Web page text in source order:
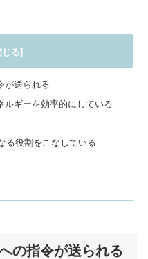
が送られる
ルギーを効率的にしている
る役割をこなしている
の指令が送られる